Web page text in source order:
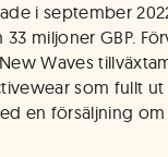
i september
miljoner GBP.
Waves
som fullt
en försäljning om